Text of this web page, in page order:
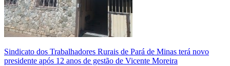
Sindicato dos Trabalhadores Rurais de Pará de Minas terá novo
presidente após 12 anos de gestão de Vicente Moreira